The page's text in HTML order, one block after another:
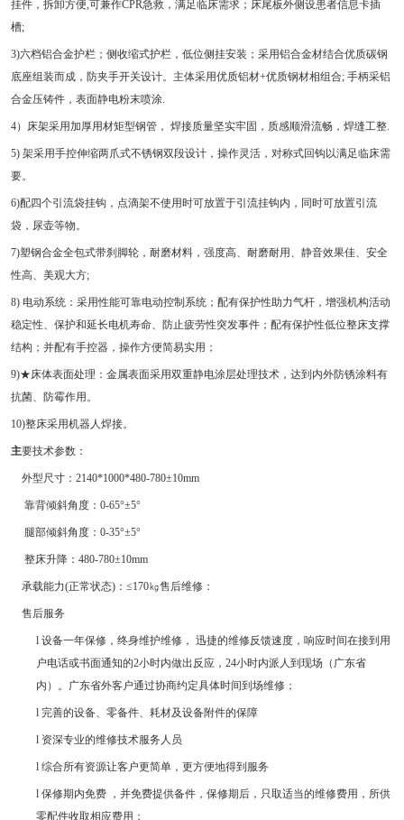
挂件，拆卸方便,可兼作CPR急救，满足临床需求；床尾板外侧设患者信息卡插
槽;
3)六档铝合金护栏；侧收缩式护栏，低位侧挂安装；采用铝合金材结合优质碳钢
底座组装而成，防夹手开关设计。主体采用优质铝材+优质钢材相组合; 手柄采铝
合金压铸件，表面静电粉末喷涂.
4）床架采用加厚用材矩型钢管， 焊接质量坚实牢固，质感顺滑流畅，焊缝工整.
5) 架采用手控伸缩两爪式不锈钢双段设计，操作灵活，对称式回钩以满足临床需
要。
6)配四个引流袋挂钩，点滴架不使用时可放置于引流挂钩内，同时可放置引流
袋，尿壶等物。
7)塑钢合金全包式带刹脚轮，耐磨材料，强度高、耐磨耐用、静音效果佳、安全
性高、美观大方;
8) 电动系统：采用性能可靠电动控制系统；配有保护性助力气杆，增强机构活动
稳定性、保护和延长电机寿命、防止疲劳性突发事件；配有保护性低位整床支撑
结构；并配有手控器，操作方便简易实用；
9)★床体表面处理：金属表面采用双重静电涂层处理技术，达到内外防锈涂料有
抗菌、防霉作用。
10)整床采用机器人焊接。
主要技术参数：
外型尺寸： 2140*1000*480-780±10mm
靠背倾斜角度： 0-65°±5°
腿部倾斜角度： 0-35°±5°
整床升降： 480-780±10mm
承载能力(正常状态)：≤170㎏售后维修：
售后服务
l 设备一年保修，终身维护维修， 迅捷的维修反馈速度，响应时间在接到用
户电话或书面通知的2小时内做出反应，24小时内派人到现场（广东省
内）。广东省外客户通过协商约定具体时间到场维修；
l 完善的设备、零备件、耗材及设备附件的保障
l 资深专业的维修技术服务人员
l 综合所有资源让客户更简单，更方便地得到服务
l 保修期内免费 ，并免费提供备件，保修期后，只取适当的维修费用，所供
零配件收取相应费用；